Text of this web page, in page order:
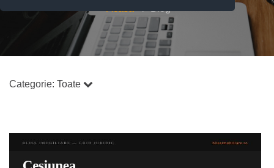
Categorie: Toate